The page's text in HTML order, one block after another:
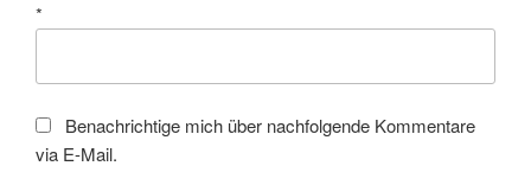
*
Benachrichtige mich über nachfolgende Kommentare
via E-Mail.